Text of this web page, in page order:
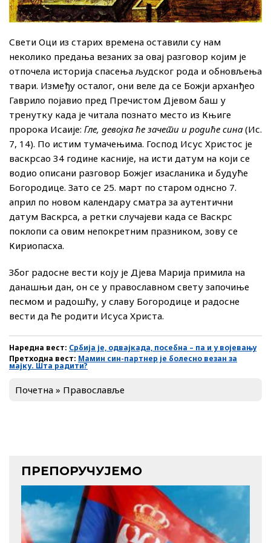
Свети Оци из старих времена оставили су нам
неколико предања везаних за овај разговор којим је
отпочела историја спасења људског рода и обновљења
твари. Између осталог, они веле да се Божји арханђео
Гаврило појавио пред Пречистом Дјевом баш у
тренутку када је читала познато место из Књиге
пророка Исаије: Гле, девојка ће зачети и родиће сина (Ис.
7, 14). По истим тумачењима. Господ Исус Христос је
васкрсао 34 године касније, на исти датум на који се
водио описани разговор Божјег изасланика и будуће
Богородице. Зато се 25. март по старом однсно 7.
април по новом календару сматра за аутентични
датум Васкрса, а ретки случајеви када се Васкрс
поклопи са овим непокретним празником, зову се
Кириопасха.
Због радосне вести коју је Дјева Марија примила на
данашњи дан, он се у православном свету започиње
песмом и радошћу, у славу Богородице и радосне
вести да ће родити Исуса Христа.
Наредна вест: Србија је, одвајкада, посебна – па и у војевању
Претходна вест: Мамин син-партнер је болесно везан за
мајку. Шта радити?
Почетна » Православље
ПРЕПОРУЧУЈЕМО